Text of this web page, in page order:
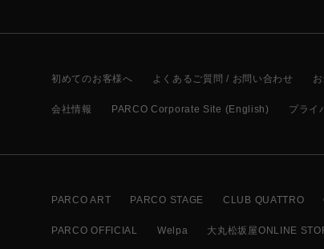
初めてのお客様へ よくあるご質問 / お問い合わせ
会社情報 PARCO Corporate Site (English) プライ
PARCO ART PARCO STAGE CLUB QUATTRO
PARCO OFFICIAL Welpa 大丸松坂屋ONLINE